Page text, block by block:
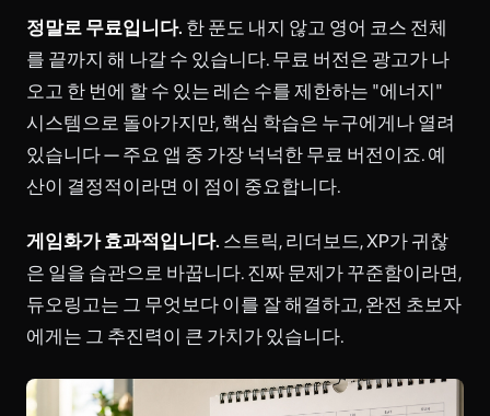
정말로 무료입니다. 한 푼도 내지 않고 영어 코스 전체
를 끝까지 해 나갈 수 있습니다. 무료 버전은 광고가 나
오고 한 번에 할 수 있는 레슨 수를 제한하는 "에너지"
시스템으로 돌아가지만, 핵심 학습은 누구에게나 열려
있습니다 — 주요 앱 중 가장 넉넉한 무료 버전이죠. 예
산이 결정적이라면 이 점이 중요합니다.
게임화가 효과적입니다. 스트릭, 리더보드, XP가 귀찮
은 일을 습관으로 바꿉니다. 진짜 문제가 꾸준함이라면,
듀오링고는 그 무엇보다 이를 잘 해결하고, 완전 초보자
에게는 그 추진력이 큰 가치가 있습니다.